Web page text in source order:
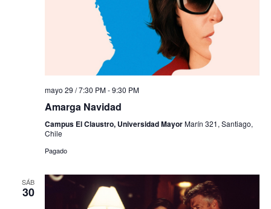
mayo 29 / 7:30 PM-9:30 PM
Amarga Navidad
Campus El Claustro, Universidad MayorMarín 321, Santiago,
Chile
Pagado
SÁB
30